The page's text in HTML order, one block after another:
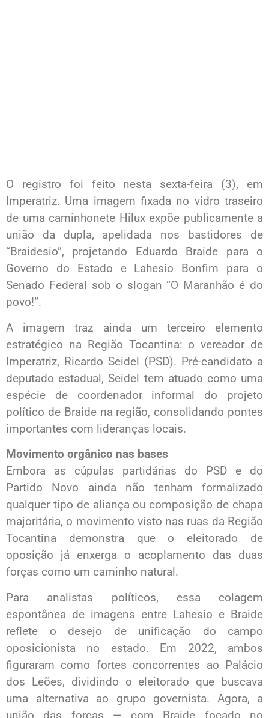
O registro foi feito nesta sexta-feira (3), em
Imperatriz. Uma imagem fixada no vidro traseiro
de uma caminhonete Hilux expõe publicamente a
união da dupla, apelidada nos bastidores de
“Braidesio”, projetando Eduardo Braide para o
Governo do Estado e Lahesio Bonfim para o
Senado Federal sob o slogan “O Maranhão é do
povo!”.
A imagem traz ainda um terceiro elemento
estratégico na Região Tocantina: o vereador de
Imperatriz, Ricardo Seidel (PSD). Pré-candidato a
deputado estadual, Seidel tem atuado como uma
espécie de coordenador informal do projeto
político de Braide na região, consolidando pontes
importantes com lideranças locais.
Movimento orgânico nas bases
Embora as cúpulas partidárias do PSD e do
Partido Novo ainda não tenham formalizado
qualquer tipo de aliança ou composição de chapa
majoritária, o movimento visto nas ruas da Região
Tocantina demonstra que o eleitorado de
oposição já enxerga o acoplamento das duas
forças como um caminho natural.
Para analistas políticos, essa colagem
espontânea de imagens entre Lahesio e Braide
reflete o desejo de unificação do campo
oposicionista no estado. Em 2022, ambos
figuraram como fortes concorrentes ao Palácio
dos Leões, dividindo o eleitorado que buscava
uma alternativa ao grupo governista. Agora, a
união das forças — com Braide focado no